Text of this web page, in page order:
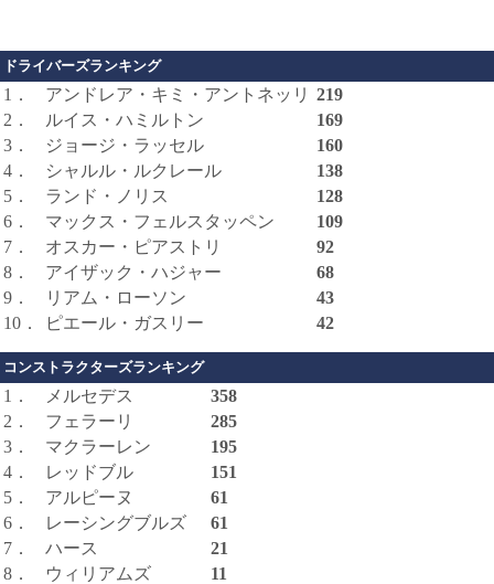
ドライバーズランキング
1． アンドレア・キミ・アントネッリ 219
2．
ルイス・ハミルトン
169
3．
ジョージ・ラッセル
160
4．
シャルル・ルクレール
138
5．
ランド・ノリス
128
6．
マックス・フェルスタッペン
109
7．
オスカー・ピアストリ
92
8．
アイザック・ハジャー
68
9．
リアム・ローソン
43
10．
ピエール・ガスリー 42
コンストラクターズランキング
1． メルセデス
358
2．
フェラーリ
285
3．
マクラーレン
195
4．
レッドブル
151
5．
アルピーヌ
61
6．
レーシングブルズ
61
7．
ハース
21
8．
ウィリアムズ
11